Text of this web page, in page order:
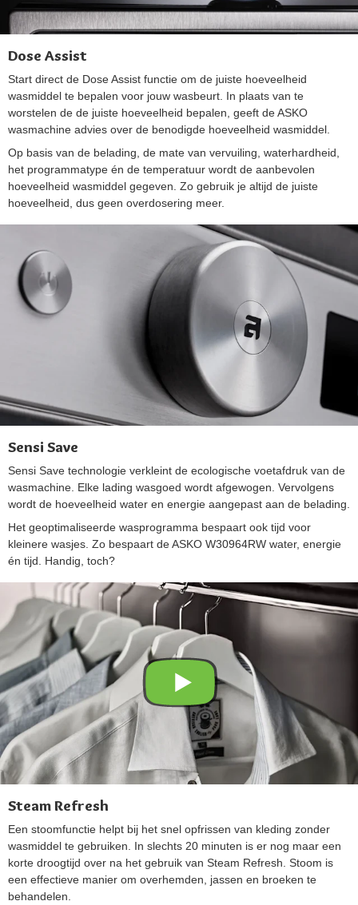
Dose Assist
Start direct de Dose Assist functie om de juiste hoeveelheid
wasmiddel te bepalen voor jouw wasbeurt. In plaats van te
worstelen de de juiste hoeveelheid bepalen, geeft de ASKO
wasmachine advies over de benodigde hoeveelheid wasmiddel.
Op basis van de belading, de mate van vervuiling, waterhardheid,
het programmatype én de temperatuur wordt de aanbevolen
hoeveelheid wasmiddel gegeven. Zo gebruik je altijd de juiste
hoeveelheid, dus geen overdosering meer.
Sensi Save
Sensi Save technologie verkleint de ecologische voetafdruk van de
wasmachine. Elke lading wasgoed wordt afgewogen. Vervolgens
wordt de hoeveelheid water en energie aangepast aan de belading.
Het geoptimaliseerde wasprogramma bespaart ook tijd voor
kleinere wasjes. Zo bespaart de ASKO W30964RW water, energie
én tijd. Handig, toch?
Steam Refresh
Een stoomfunctie helpt bij het snel opfrissen van kleding zonder
wasmiddel te gebruiken. In slechts 20 minuten is er nog maar een
korte droogtijd over na het gebruik van Steam Refresh. Stoom is
een effectieve manier om overhemden, jassen en broeken te
behandelen.